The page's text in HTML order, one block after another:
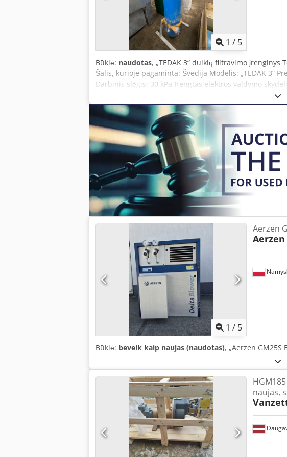
1 / 5
Būklė: naudotas, „TEDAK 3“ dulkių filtravimo įrenginys
Šalis, kurioje pagaminta: Švedija Modelis: „TEDAK 3“
Darbinis slėgis: 30 kPa Įrengtas elektros valdymo
dulkėms, pjuvenoms ir kitoms sausoms medžiagoms
Tropfx Aaiek
1 / 5
Aerzen
Aerzen
Būklė: beveik kaip naujas (naudotas), „Aerzen GM25S
naujas,